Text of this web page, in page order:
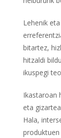
Lehenik
bitartez,
hitzaldi
ikuspegi
Ikastaroan
eta
Hala,